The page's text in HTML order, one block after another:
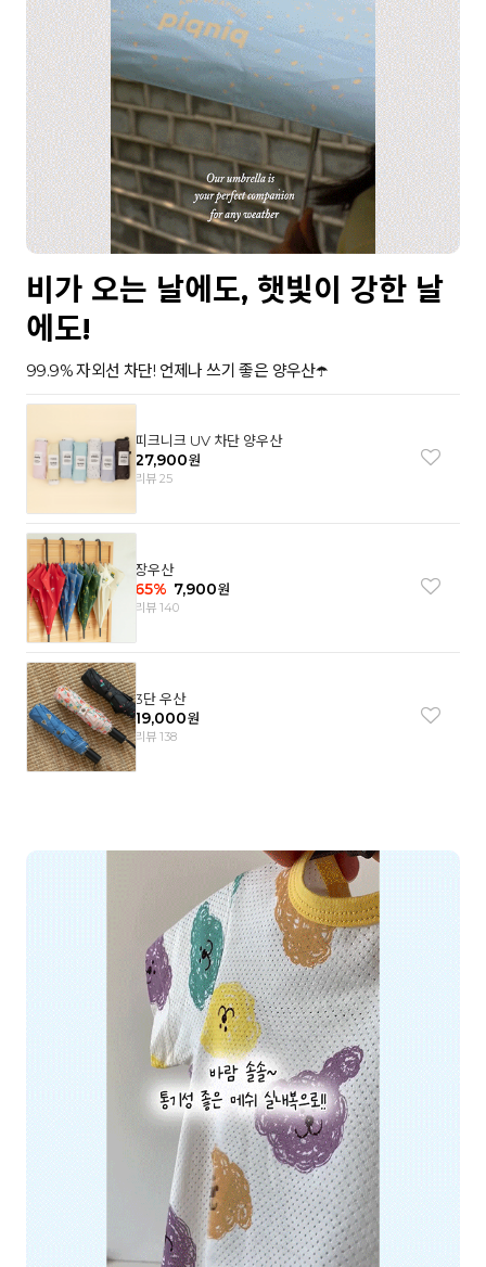
비가 오는 날에도, 햇빛이 강한 날
에도!
99.9% 자외선 차단! 언제나 쓰기 좋은 양우산☂️
피크니크 UV 차단 양우산
27,900원
리뷰 25
장우산
65% 7,900원
리뷰 140
3단 우산
19,000원
리뷰 138